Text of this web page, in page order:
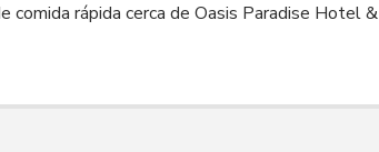
comida rápida cerca de Oasis Paradise Hotel &